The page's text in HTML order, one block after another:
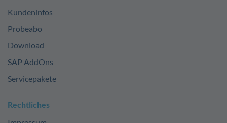
Kundeninfos
Probeabo
Download
SAP AddOns
Servicepakete
Rechtliches